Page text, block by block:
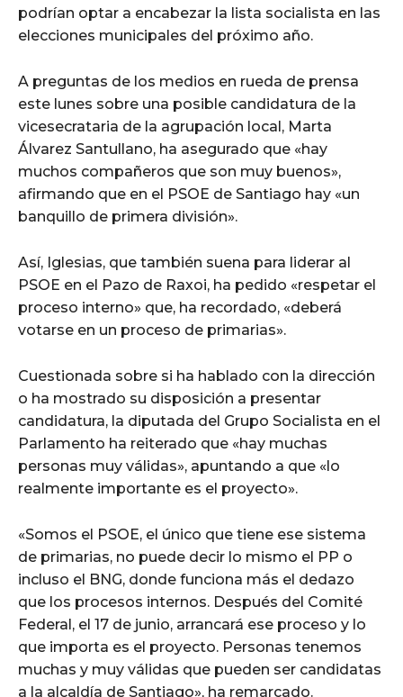
podrían optar a encabezar la lista socialista en las
elecciones municipales del próximo año.
A preguntas de los medios en rueda de prensa
este lunes sobre una posible candidatura de la
vicesecrataria de la agrupación local, Marta
Álvarez Santullano, ha asegurado que «hay
muchos compañeros que son muy buenos»,
afirmando que en el PSOE de Santiago hay «un
banquillo de primera división».
Así, Iglesias, que también suena para liderar al
PSOE en el Pazo de Raxoi, ha pedido «respetar el
proceso interno» que, ha recordado, «deberá
votarse en un proceso de primarias».
Cuestionada sobre si ha hablado con la dirección
o ha mostrado su disposición a presentar
candidatura, la diputada del Grupo Socialista en el
Parlamento ha reiterado que «hay muchas
personas muy válidas», apuntando a que «lo
realmente importante es el proyecto».
«Somos el PSOE, el único que tiene ese sistema
de primarias, no puede decir lo mismo el PP o
incluso el BNG, donde funciona más el dedazo
que los procesos internos. Después del Comité
Federal, el 17 de junio, arrancará ese proceso y lo
que importa es el proyecto. Personas tenemos
muchas y muy válidas que pueden ser candidatas
a la alcaldía de Santiago», ha remarcado.